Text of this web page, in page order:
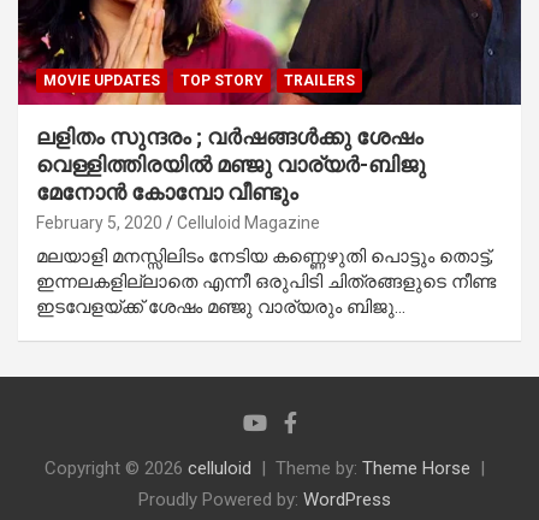
MOVIE UPDATES TOP STORY TRAILERS
ലളിതം സുന്ദരം ; വര്‍ഷങ്ങള്‍ക്കു ശേഷം
വെള്ളിത്തിരയില്‍ മഞ്ജു വാര്യര്‍-ബിജു
മേനോന്‍ കോമ്പോ വീണ്ടും
February 5, 2020 Celluloid Magazine
മലയാളി മനസ്സിലിടം നേടിയ കണ്ണെഴുതി പൊട്ടും തൊട്ട്,
ഇന്നലകളില്ലാതെ എന്നീ ഒരുപിടി ചിത്രങ്ങളുടെ നീണ്ട
ഇടവേളയ്ക്ക് ശേഷം മഞ്ജു വാര്യരും ബിജു…
Copyright © 2026 celluloid Theme by: Theme Horse
Proudly Powered by: WordPress